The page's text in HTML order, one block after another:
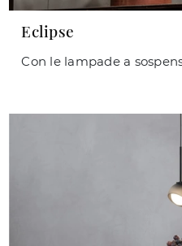
Eclipse